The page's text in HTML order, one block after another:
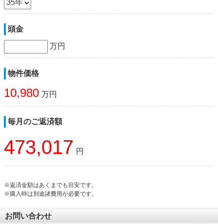
頭金
万円
物件価格
10,980 万円
毎月のご返済額
473,017 円
※返済金額はあくまでも目安です。
※購入時は別途諸費用が必要です。
お問い合わせ